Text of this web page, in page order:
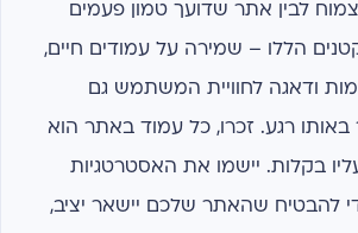
לבין אתר שדועך טמון פעמים
הללו – שמירה על עמודים חיים,
ודאגה לחוויית המשתמש גם
רגע. זכרו, כל עמוד באתר הוא
בקלות. יישמו את האסטרטגיות
להבטיח שהאתר שלכם יישאר יציב,